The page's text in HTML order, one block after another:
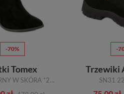
-70%
Tomex
1799 CZARNY W SKÓRA *228
-
Trzewiki
SN31